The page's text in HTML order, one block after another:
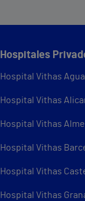
Hospitales
Hospital Vithas
Hospital Vithas
Hospital Vithas
Hospital Vithas
Hospital Vithas
Hospital Vithas